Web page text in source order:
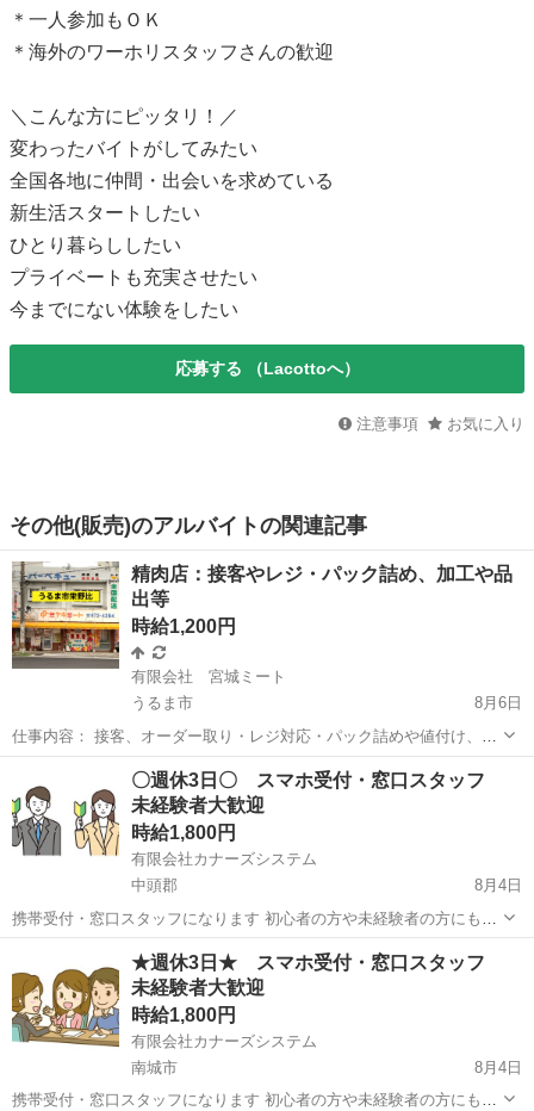
＊一人参加もＯＫ
＊海外のワーホリスタッフさんの歓迎
＼こんな方にピッタリ！／
変わったバイトがしてみたい
全国各地に仲間・出会いを求めている
新生活スタートしたい
ひとり暮らししたい
プライベートも充実させたい
今までにない体験をしたい
応募する （Lacottoへ）
注意事項 お気に入り
その他(販売)のアルバイトの関連記事
精肉店：接客やレジ・パック詰め、加工や品
出等
時給1,200円
有限会社 宮城ミート
うるま市
8月6日
仕事内容： 接客、オーダー取り・レジ対応・パック詰めや値付け、加
工、品出し作業等の業務です。 給与：時給1,200円 勤務曜日：(月・
火・木・金・土) 時間：10:00～17:00 頑張るあなたを待...
うるま市 その他
〇週休3日〇 スマホ受付・窓口スタッフ
未経験者大歓迎
時給1,800円
有限会社カナーズシステム
中頭郡
8月4日
携帯受付・窓口スタッフになります 初心者の方や未経験者の方にも簡
単な研修がありますので安心です ９割以上の方が未経験スタートです
ので安心です 〇スマホ受付窓口 〇操作方法の案内・説明 〇各種手続
き（新規・変更・...
携帯ショップ スタッフ
★週休3日★ スマホ受付・窓口スタッフ
未経験者大歓迎
時給1,800円
有限会社カナーズシステム
南城市
8月4日
携帯受付・窓口スタッフになります 初心者の方や未経験者の方にも簡